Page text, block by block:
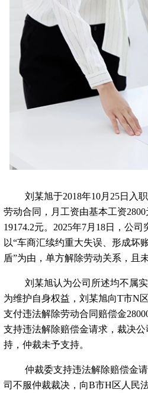
刘某旭于2018年10月25日入
劳动合同，月工资由基本工资
19174.2元。2025年7月18日，公
以“车商汇续约重大失误、形成坏
盾”为由，单方解除劳动关系，且
刘某旭认为公司所述均不属
为维护自身权益，刘某旭向T市N
支付违法解除劳动合同赔偿金
支持违法解除赔偿金请求，裁决
持，仲裁未予支持。
仲裁委支持违法解除赔偿金
司不服仲裁裁决，向B市H区人民